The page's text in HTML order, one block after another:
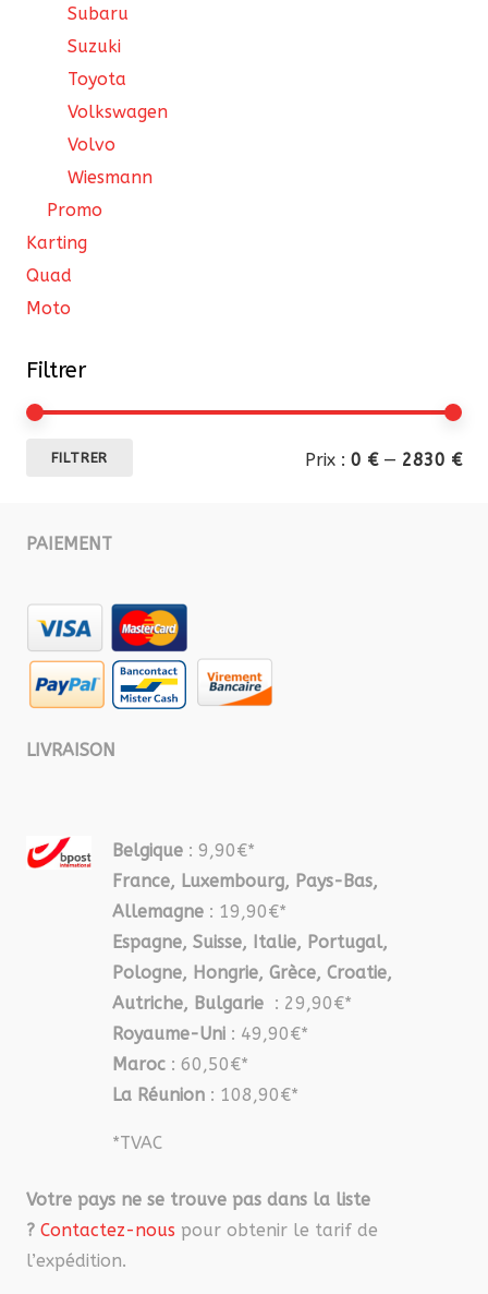
Subaru
Suzuki
Toyota
Volkswagen
Volvo
Wiesmann
Promo
Karting
Quad
Moto
Filtrer
FILTRER Prix : 0 €— 2830 €
PAIEMENT
LIVRAISON
Belgique : 9,90€*
France, Luxembourg, Pays-Bas,
Allemagne : 19,90€*
Espagne, Suisse, Italie, Portugal,
Pologne, Hongrie, Grèce, Croatie,
Autriche, Bulgarie : 29,90€*
Royaume-Uni : 49,90€*
Maroc : 60,50€*
La Réunion : 108,90€*
*TVAC
Votre pays ne se trouve pas dans la liste
? Contactez-nous pour obtenir le tarif de
l’expédition.